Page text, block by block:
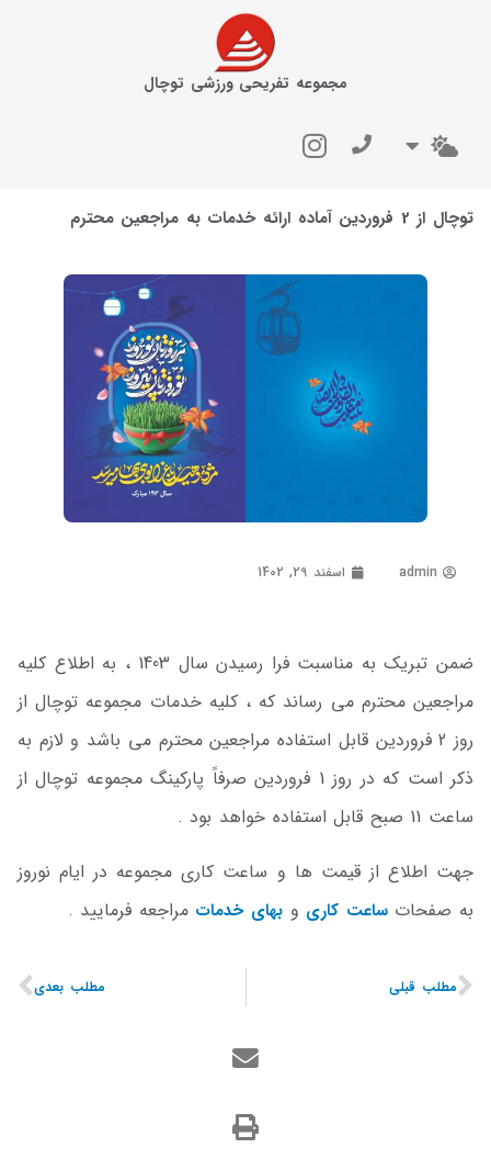
مجموعه تفریحی ورزشی توچال
توچال از 2 فروردین آماده ارائه خدمات به مراجعین محترم
admin اسفند 29, 1402
ضمن تبریک به مناسبت فرا رسیدن سال 1403 ، به اطلاع کلیه
مراجعین محترم می رساند که ، کلیه خدمات مجموعه توچال از
روز 2 فروردین قابل استفاده مراجعین محترم می باشد و لازم به
ذکر است که در روز 1 فروردین صرفاً پارکینگ مجموعه توچال از
ساعت 11 صبح قابل استفاده خواهد بود .
جهت اطلاع از قیمت ها و ساعت کاری مجموعه در ایام نوروز
به صفحاتساعت کاری وبهای خدمات مراجعه فرمایید .
مطلب قبلی مطلب بعدی